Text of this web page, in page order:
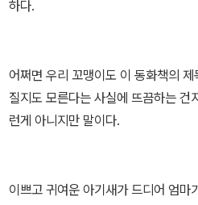
엄마인 줄 착각하는 아기 새의 모습이
우리 딸은 이 부분들을 읽으면서 엄
뿌아앙이 자기 엄마인가 생각했는데
것 같습니다.
하다.
어쩌면 우리 꼬맹이도 이 동화책의
질지도 모른다는 사실에 뜨끔하는
런게 아니지만 말이다.
이쁘고 귀여운 아기새가 드디어 엄마